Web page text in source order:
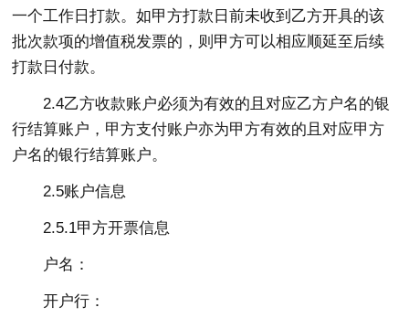
一个工作日打款。如甲方打款日前未收到乙方开具的该
批次款项的增值税发票的，则甲方可以相应顺延至后续
打款日付款。
2.4乙方收款账户必须为有效的且对应乙方户名的银
行结算账户，甲方支付账户亦为甲方有效的且对应甲方
户名的银行结算账户。
2.5账户信息
2.5.1甲方开票信息
户名：
开户行：